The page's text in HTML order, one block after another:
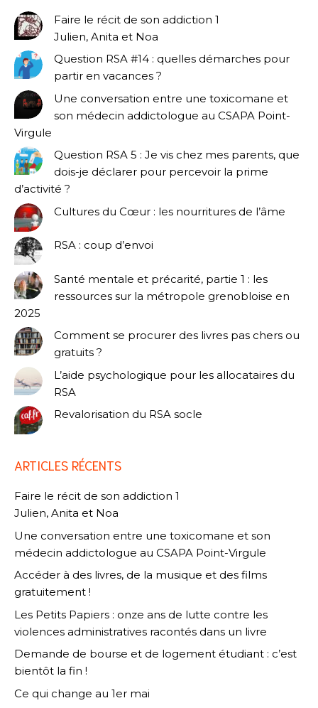
Faire le récit de son addiction 1
Julien, Anita et Noa
Question RSA #14 : quelles démarches pour
partir en vacances ?
Une conversation entre une toxicomane et
son médecin addictologue au CSAPA Point-
Virgule
Question RSA 5 : Je vis chez mes parents, que
dois-je déclarer pour percevoir la prime
d’activité ?
Cultures du Cœur : les nourritures de l’âme
RSA : coup d’envoi
Santé mentale et précarité, partie 1 : les
ressources sur la métropole grenobloise en
2025
Comment se procurer des livres pas chers ou
gratuits ?
L’aide psychologique pour les allocataires du
RSA
Revalorisation du RSA socle
ARTICLES RÉCENTS
Faire le récit de son addiction 1
Julien, Anita et Noa
Une conversation entre une toxicomane et son
médecin addictologue au CSAPA Point-Virgule
Accéder à des livres, de la musique et des films
gratuitement !
Les Petits Papiers : onze ans de lutte contre les
violences administratives racontés dans un livre
Demande de bourse et de logement étudiant : c’est
bientôt la fin !
Ce qui change au 1er mai